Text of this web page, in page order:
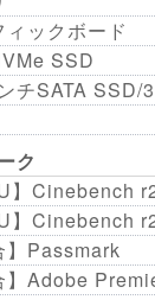
ィックボード
SSD
チSATA SSD/
ク
】Cinebench
】Cinebench
】Passmark
】Adobe